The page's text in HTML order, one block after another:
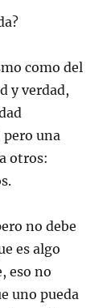
como del
y verdad,
pero una
otros:
no debe
es algo
eso no
uno pueda